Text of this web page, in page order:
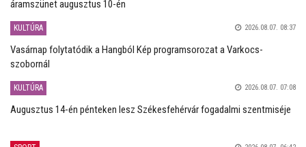
áramszünet augusztus 10-én
KULTÚRA 2026.08.07. 08:37
Vasárnap folytatódik a Hangból Kép programsorozat a Varkocs-
szobornál
KULTÚRA 2026.08.07. 07:08
Augusztus 14-én pénteken lesz Székesfehérvár fogadalmi szentmiséje